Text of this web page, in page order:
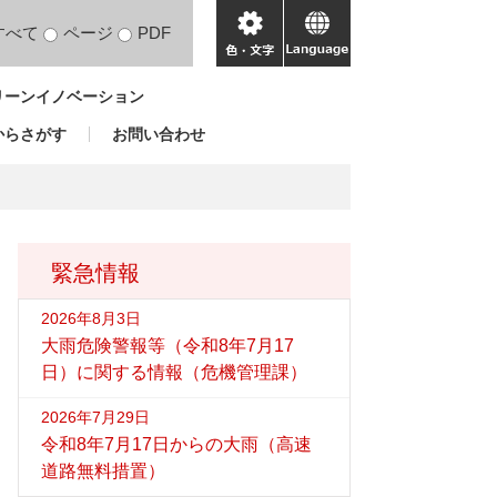
べて ページ PDF
色・
文
language
ンイノベーション
らさがす お問い合わせ
緊急情報
2026年8月3日
大雨危険警報等（令和8年7月17
日）に関する情報（危機管理課）
2026年7月29日
令和8年7月17日からの大雨（高速
道路無料措置）